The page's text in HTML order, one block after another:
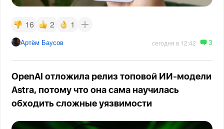
16 2 1
Артём Баусов сегодня в 12:42 3
OpenAI отложила релиз топовой ИИ-модели
Astra, потому что она сама научилась
обходить сложные уязвимости